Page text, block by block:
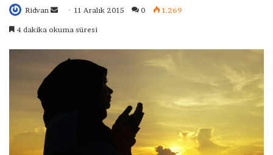
Ridvan 11 Aralık 2015 0 1.269
4 dakika okuma süresi